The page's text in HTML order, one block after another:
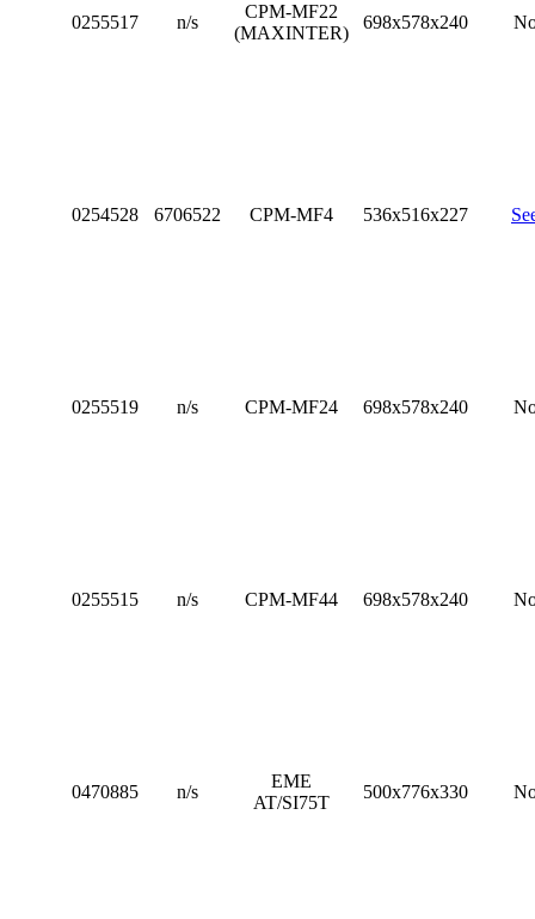
0255517 n/s
CPM-MF22
(MAXINTER)
698x578x240
0254528 6706522 CPM-MF4 536x516x227
0255519 n/s CPM-MF24 698x578x240
0255515 n/s CPM-MF44 698x578x240
0470885 n/s
EME
AT/SI75T
500x776x330